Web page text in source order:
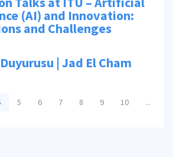
(AI) and Innovation:
and Challenges
| Jad El Cham
5 6 7 8 9 10 ...